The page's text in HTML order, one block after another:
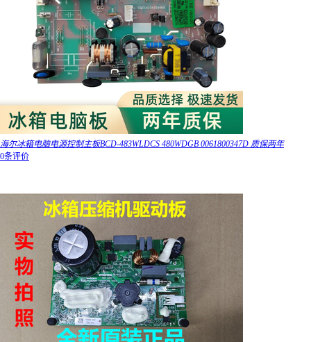
海尔冰箱电脑电源控制主板BCD-483WLDCS 480WDGB 0061800347D 质保两年
0条评价